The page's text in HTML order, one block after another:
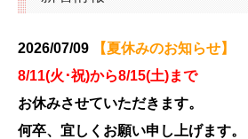
2026/07/09 【夏休みのお知らせ】
8/11(火 ･祝)から8/15(土)まで
お休みさせていただきます。
何卒、宜しくお願い申し上げます。